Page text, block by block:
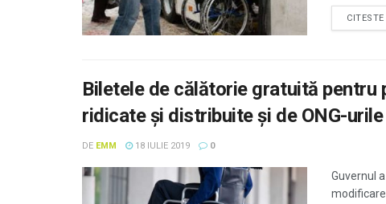
Biletele de călătorie gratuită pentru
ridicate și distribuite și de ONG-
DE EMM 18 IULIE 2019 0
Guvernul